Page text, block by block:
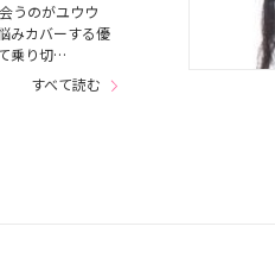
うのがユウウ
みカバーする優
乗り切…
すべて読む